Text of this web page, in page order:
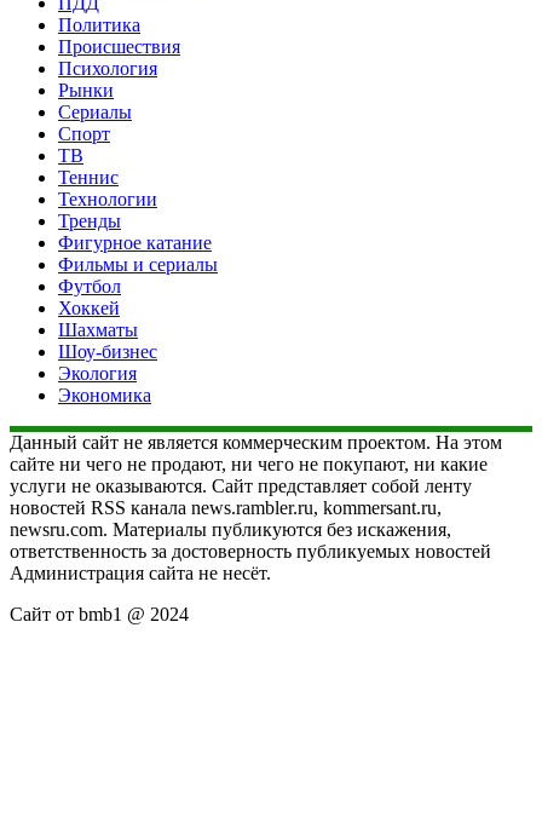
Политика
Происшествия
Психология
Рынки
Сериалы
Спорт
ТВ
Теннис
Технологии
Тренды
Фигурное катание
Фильмы и сериалы
Футбол
Хоккей
Шахматы
Шоу-бизнес
Экология
Экономика
Данный сайт не является коммерческим проектом. На этом
сайте ни чего не продают, ни чего не покупают, ни какие
услуги не оказываются. Сайт представляет собой ленту
новостей RSS канала news.rambler.ru, kommersant.ru,
newsru.com. Материалы публикуются без искажения,
ответственность за достоверность публикуемых новостей
Администрация сайта не несёт.
Сайт от bmb1 @ 2024